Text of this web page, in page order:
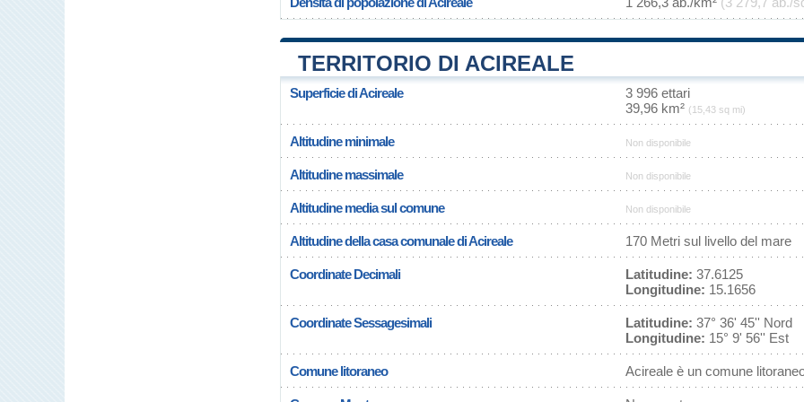
TERRITORIO DI ACIREALE
Superficie di Acireale
3 996 ettari
39,96 km² (15,43 sq mi)
Altitudine minimale Non disponibile
Altitudine massimale Non disponibile
Altitudine media sul comune Non disponibile
Altitudine della casa comunale di Acireale 170 Metri sul livello del mare
Coordinate Decimali Latitudine: 37.6125
Longitudine: 15.1656
Coordinate Sessagesimali Latitudine: 37° 36' 45'' Nord
Longitudine: 15° 9' 56'' Est
Comune litoraneo Acireale è un comune